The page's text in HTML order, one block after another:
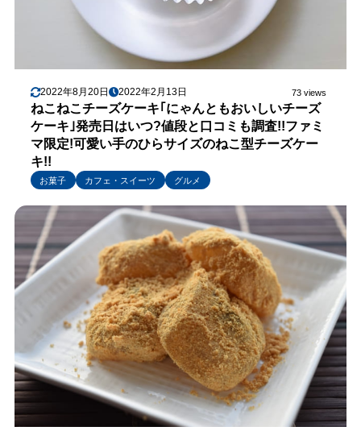
2022年8月20日 2022年2月13日 73 views
ねこねこチーズケーキ｢にゃんともおいしいチーズ
ケーキ｣発売日はいつ?値段と口コミも調査!!ファミ
マ限定!可愛い手のひらサイズのねこ型チーズケー
キ!!
お菓子 カフェ・スイーツ グルメ